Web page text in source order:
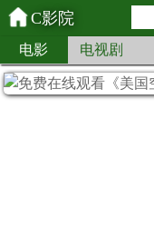
C影院
电影 电视剧